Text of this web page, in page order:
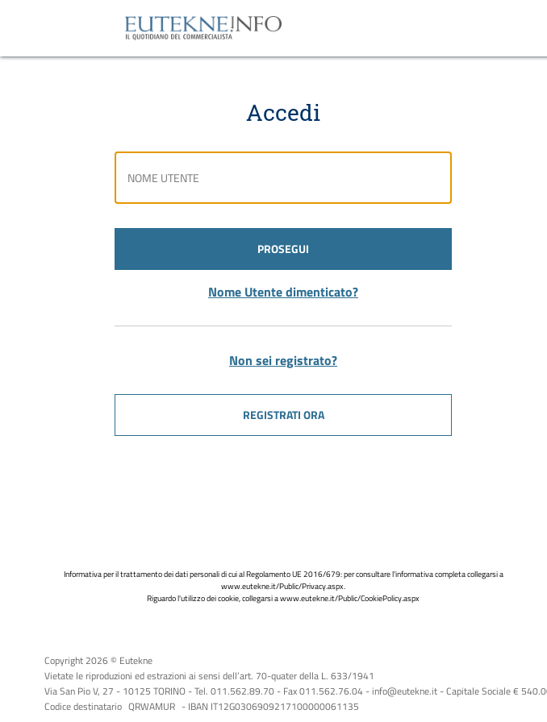
Accedi
PROSEGUI
Nome Utente dimenticato?
Non sei registrato?
REGISTRATI ORA
Informativa per il trattamento dei dati personali di cui al Regolamento UE 2016/679: per consultare l'informativa completa collegarsi a
www.eutekne.it/Public/Privacy.aspx.
Riguardo l'utilizzo dei cookie, collegarsi awww.eutekne.it/Public/CookiePolicy.aspx
Copyright 2026 © Eutekne
Vietate le riproduzioni ed estrazioni ai sensi dell’art. 70-quater della L. 633/1941
Via San Pio V, 27 - 10125 TORINO - Tel. 011.562.89.70 - Fax 011.562.76.04 - info@eutekne.it - Capitale Sociale €
Codice destinatario QRWAMUR - IBAN IT12G0306909217100000061135